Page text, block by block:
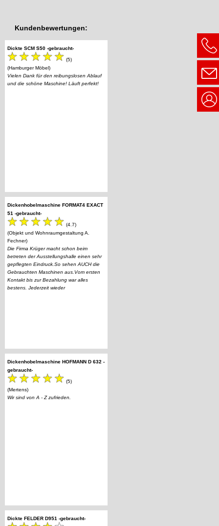
Kundenbewertungen:
Dickte SCM S50 -gebraucht-
(5)
(Hamburger Möbel)
Vielen Dank für den reibungslosen Ablauf
und die schöne Maschine! Läuft perfekt!
Dickenhobelmaschine FORMAT4 EXACT
51 -gebraucht-
(4.7)
(Objekt und Wohnraumgestaltung A.
Fechner)
Die Firma Krüger macht schon beim
betreten der Ausstellungshalle einen sehr
gepflegten Eindruck.So sehen AUCH die
Gebrauchten Maschinen aus.Vom ersten
Kontakt bis zur Bezahlung war alles
bestens. Jederzeit wieder
Dickenhobelmaschine HOFMANN D 632 -
gebraucht-
(5)
(Mertens)
Wir sind von A - Z zufrieden.
Dickte FELDER D951 -gebraucht-